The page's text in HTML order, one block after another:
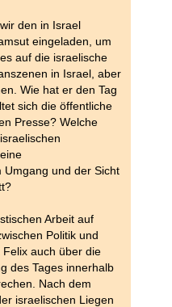
den in Israel
eingeladen, um
auf die israelische
in Israel, aber
Wie hat er den Tag
sich die öffentliche
Presse? Welche
Umgang und der Sicht
Arbeit auf
Politik und
auch über die
des Tages innerhalb
Nach dem
israelischen Liegen